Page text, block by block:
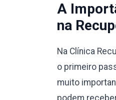
A
na
Na Clínica
o primeiro
muito
podem